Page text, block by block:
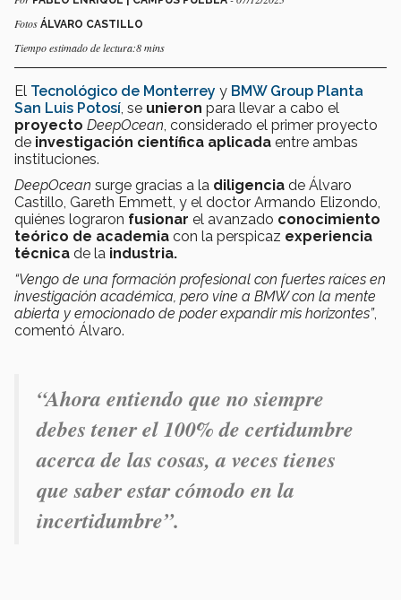
Fotos ÁLVARO CASTILLO
Tiempo estimado de lectura:8 mins
El Tecnológico de Monterrey y BMW Group Planta
San Luis Potosí , se unieron para llevar a cabo el
proyecto DeepOcean , considerado el primer proyecto
de investigación científica aplicada entre ambas
instituciones.
DeepOcean surge gracias a la diligencia de Álvaro
Castillo, Gareth Emmett, y el doctor Armando Elizondo,
quiénes lograron fusionar el avanzado conocimiento
teórico de academia con la perspicaz experiencia
técnica de la industria.
“Vengo de una formación profesional con fuertes raíces en
investigación académica, pero vine a BMW con la mente
abierta y emocionado de poder expandir mis horizontes”,
comentó Álvaro.
“Ahora entiendo que no siempre
debes tener el 100% de certidumbre
acerca de las cosas, a veces tienes
que saber estar cómodo en la
incertidumbre”.